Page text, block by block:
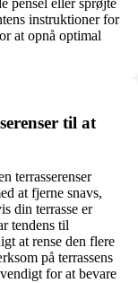
instruktioner for
at opnå optimal
til at
terrasserenser
at fjerne snavs,
din terrasse er
tendens til
at rense den flere
på terrassens
for at bevare